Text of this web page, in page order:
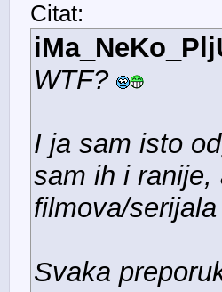
Citat:
WTF?
I ja sam isto
sam ih i ranije,
filmova/
Svaka